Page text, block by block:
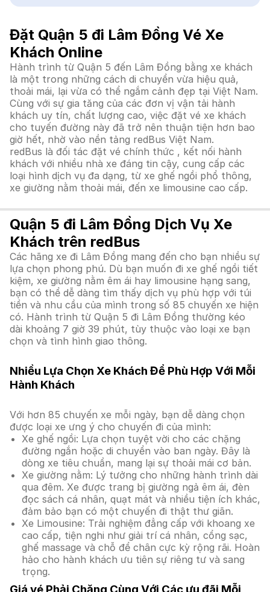
Đặt Quận 5 đi Lâm Đồng Vé Xe
Khách Online
Hành trình từ Quận 5 đến Lâm Đồng bằng xe khách
là một trong những cách di chuyển vừa hiệu quả,
thoải mái, lại vừa có thể ngắm cảnh đẹp tại Việt Nam.
Cùng với sự gia tăng của các đơn vị vận tải hành
khách uy tín, chất lượng cao, việc đặt vé xe khách
cho tuyến đường này đã trở nên thuận tiện hơn bao
giờ hết, nhờ vào nền tảng redBus Việt Nam.
redBus là đối tác đặt vé chính thức , kết nối hành
khách với nhiều nhà xe đáng tin cậy, cung cấp các
loại hình dịch vụ đa dạng, từ xe ghế ngồi phổ thông,
xe giường nằm thoải mái, đến xe limousine cao cấp.
Quận 5 đi Lâm Đồng Dịch Vụ Xe
Khách trên redBus
Các hãng xe đi Lâm Đồng mang đến cho bạn nhiều sự
lựa chọn phong phú. Dù bạn muốn đi xe ghế ngồi tiết
kiệm, xe giường nằm êm ái hay limousine hạng sang,
bạn có thể dễ dàng tìm thấy dịch vụ phù hợp với túi
tiền và nhu cầu của mình trong số 85 chuyến xe hiện
có. Hành trình từ Quận 5 đi Lâm Đồng thường kéo
dài khoảng 7 giờ 39 phút, tùy thuộc vào loại xe bạn
chọn và tình hình giao thông.
Nhiều Lựa Chọn Xe Khách Để Phù Hợp Với Mỗi
Hành Khách
Với hơn 85 chuyến xe mỗi ngày, bạn dễ dàng chọn
được loại xe ưng ý cho chuyến đi của mình:
Xe ghế ngồi: Lựa chọn tuyệt vời cho các chặng
đường ngắn hoặc di chuyển vào ban ngày. Đây là
dòng xe tiêu chuẩn, mang lại sự thoải mái cơ bản.
Xe giường nằm: Lý tưởng cho những hành trình dài
qua đêm. Xe được trang bị giường ngả êm ái, đèn
đọc sách cá nhân, quạt mát và nhiều tiện ích khác,
đảm bảo bạn có một chuyến đi thật thư giãn.
Xe Limousine: Trải nghiệm đẳng cấp với khoang xe
cao cấp, tiện nghi như giải trí cá nhân, cổng sạc,
ghế massage và chỗ để chân cực kỳ rộng rãi. Hoàn
hảo cho hành khách ưu tiên sự riêng tư và sang
trọng.